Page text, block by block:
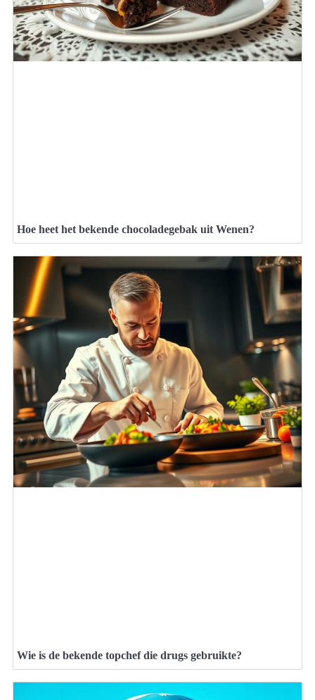
Hoe heet het bekende chocoladegebak uit Wenen?
Wie is de bekende topchef die drugs gebruikte?